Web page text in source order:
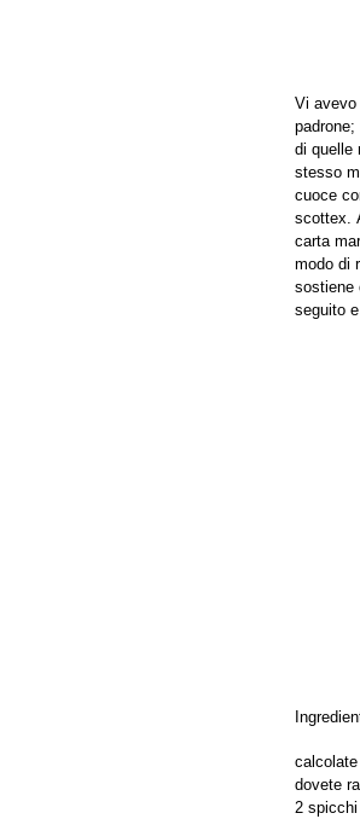
Vi avevo
di quelle
stesso
cuoce
scottex.
carta
modo di
sostiene
seguito
dovete
2